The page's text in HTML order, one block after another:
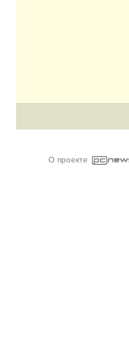
О проекте